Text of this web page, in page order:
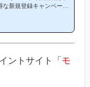
な新規登録キャンペーン
ー新規登録キャンペーン
みに「2000円分のボー
ントサイト「 モ